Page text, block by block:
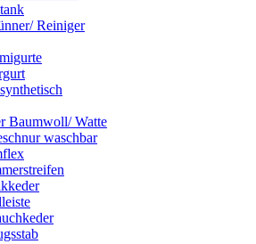
Reiniger
Baumwoll/ Watte
waschbar